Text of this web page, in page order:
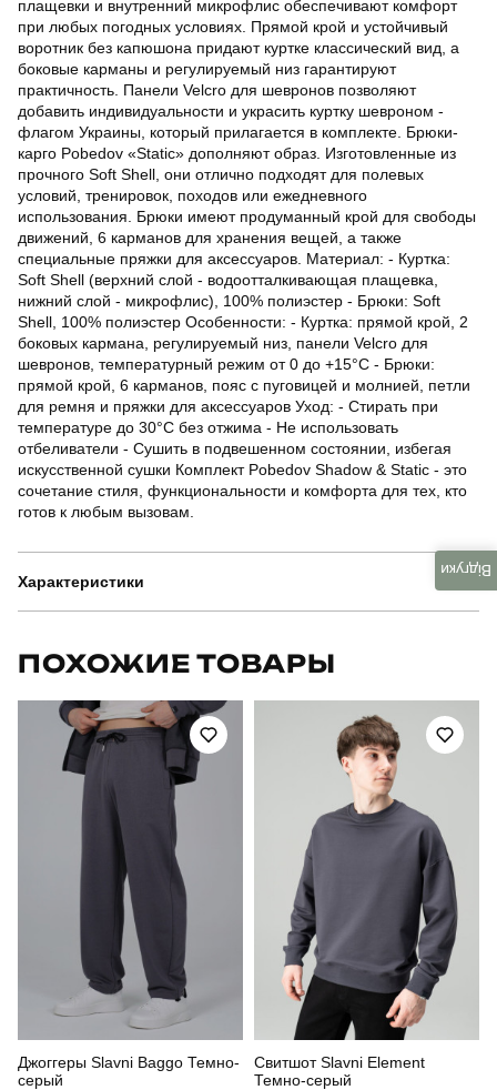
плащевки и внутренний микрофлис обеспечивают комфорт
при любых погодных условиях. Прямой крой и устойчивый
воротник без капюшона придают куртке классический вид, а
боковые карманы и регулируемый низ гарантируют
практичность. Панели Velcro для шевронов позволяют
добавить индивидуальности и украсить куртку шевроном -
флагом Украины, который прилагается в комплекте. Брюки-
карго Pobedov «Static» дополняют образ. Изготовленные из
прочного Soft Shell, они отлично подходят для полевых
условий, тренировок, походов или ежедневного
использования. Брюки имеют продуманный крой для свободы
движений, 6 карманов для хранения вещей, а также
специальные пряжки для аксессуаров. Материал: - Куртка:
Soft Shell (верхний слой - водоотталкивающая плащевка,
нижний слой - микрофлис), 100% полиэстер - Брюки: Soft
Shell, 100% полиэстер Особенности: - Куртка: прямой крой, 2
боковых кармана, регулируемый низ, панели Velcro для
шевронов, температурный режим от 0 до +15°C - Брюки:
прямой крой, 6 карманов, пояс с пуговицей и молнией, петли
для ремня и пряжки для аксессуаров Уход: - Стирать при
температуре до 30°C без отжима - Не использовать
отбеливатели - Сушить в подвешенном состоянии, избегая
искусственной сушки Комплект Pobedov Shadow & Static - это
сочетание стиля, функциональности и комфорта для тех, кто
готов к любым вызовам.
Характеристики
Призначення для повсякденного носіння
повсякденний
Склад тканини матеріал: 100% поліестер
Країна - виробник україна
ПОХОЖИЕ ТОВАРЫ
Джоггеры Slavni Baggo Темно-
серый
Свитшот Slavni Element
Темно-серый
Відгуки